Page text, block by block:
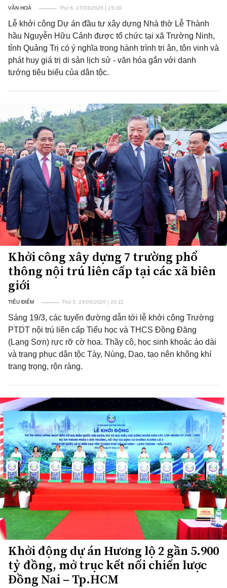
VĂN HOÁ Thứ 6, 27/03/2026 | 15:39
Lễ khởi công Dự án đầu tư xây dựng Nhà thờ Lễ Thành
hầu Nguyễn Hữu Cảnh được tổ chức tại xã Trường Ninh,
tỉnh Quảng Trị có ý nghĩa trong hành trình tri ân, tôn vinh và
phát huy giá trị di sản lịch sử - văn hóa gắn với danh
tướng tiêu biểu của dân tộc.
Khởi công xây dựng 7 trường phổ
thông nội trú liên cấp tại các xã biên
giới
TIÊU ĐIỂM Thứ 5, 19/03/2026 | 10:11
Sáng 19/3, các tuyến đường dẫn tới lễ khởi công Trường
PTDT nội trú liên cấp Tiểu học và THCS Đồng Đăng
(Lạng Sơn) rực rỡ cờ hoa. Thầy cô, học sinh khoác áo dài
và trang phục dân tộc Tày, Nùng, Dao, tạo nên không khí
trang trọng, rộn ràng.
Khởi động dự án Hương lộ 2 gần 5.900
tỷ đồng, mở trục kết nối chiến lược
Đồng Nai – Tp.HCM